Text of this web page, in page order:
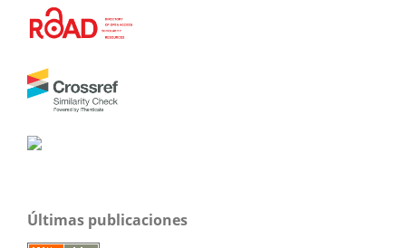
Últimas publicaciones